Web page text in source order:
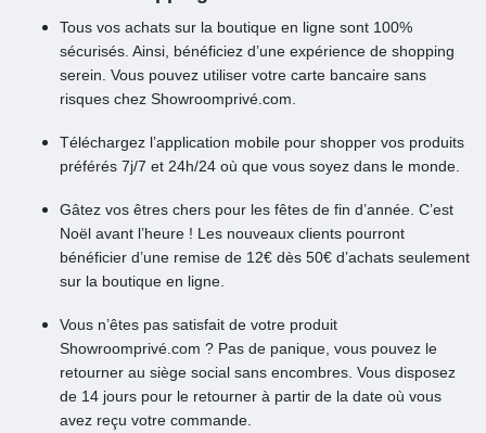
Tous vos achats sur la boutique en ligne sont 100%
sécurisés. Ainsi, bénéficiez d’une expérience de shopping
serein. Vous pouvez utiliser votre carte bancaire sans
risques chez Showroomprivé.com.
Téléchargez l’application mobile pour shopper vos produits
préférés 7j/7 et 24h/24 où que vous soyez dans le monde.
Gâtez vos êtres chers pour les fêtes de fin d’année. C’est
Noël avant l’heure ! Les nouveaux clients pourront
bénéficier d’une remise de 12€ dès 50€ d’achats seulement
sur la boutique en ligne.
Vous n’êtes pas satisfait de votre produit
Showroomprivé.com ? Pas de panique, vous pouvez le
retourner au siège social sans encombres. Vous disposez
de 14 jours pour le retourner à partir de la date où vous
avez reçu votre commande.